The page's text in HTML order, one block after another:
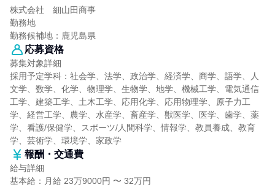
株式会社 細山田商事
勤務地
勤務候補地：鹿児島県
応募資格
募集対象詳細
採用予定学科：社会学、法学、政治学、経済学、商学、語学、人
文学、数学、化学、物理学、生物学、地学、機械工学、電気通信
工学、建築工学、土木工学、応用化学、応用物理学、原子力工
学、経営工学、農学、水産学、畜産学、獣医学、医学、歯学、薬
学、看護/保健学、スポーツ/人間科学、情報学、教員養成、教育
学、芸術学、環境学、家政学
報酬・交通費
給与詳細
基本給：月給 23万9000円 〜 32万円